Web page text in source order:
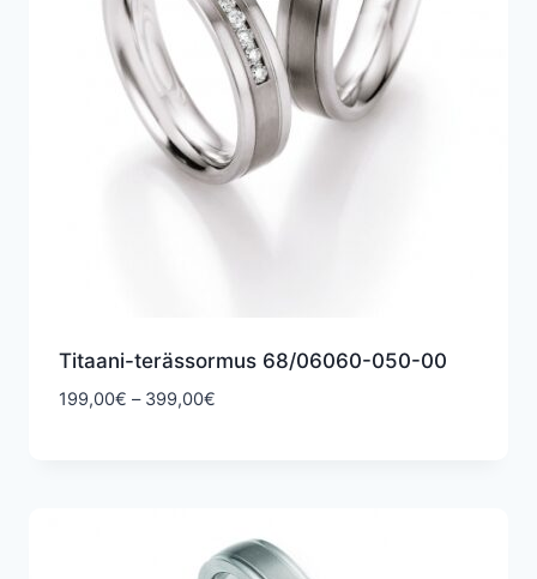
Titaani-terässormus 68/06060-050-00
199,00€ – 399,00€Hintaluokka: